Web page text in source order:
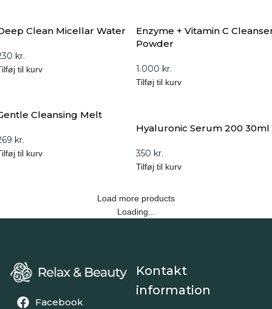
Clean Micellar Water
kr.
til kurv
Enzyme + Vitamin C
Powder
1.000 kr.
Tilføj til kurv
Cleansing Melt
kr.
til kurv
Hyaluronic Serum 200 30ml
350 kr.
Tilføj til kurv
Load more products
Loading...
Facebook
Kontakt
information